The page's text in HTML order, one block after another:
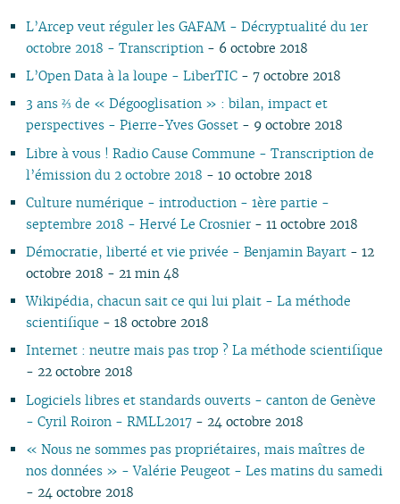
04
03
02
08
07
06
02
01
08
07
06
04
02
01
08
07
06
02
01
08
07
06
02
01
08
07
06
04
03
02
01
08
07
06
02
01
08
06
02
09
07
03
10
09
08
05
04
03
02
10
09
08
03
02
09
08
04
09
08
07
01
10
09
08
04
03
10
09
08
05
04
03
02
01
10
01
L’Arcep veut réguler les GAFAM - Décryptualité du 1er
octobre 2018 - Transcription- 6 octobre 2018
L’Open Data à la loupe - LiberTIC- 7 octobre 2018
3 ans ⅔ de « Dégooglisation » : bilan, impact et
perspectives - Pierre-Yves Gosset- 9 octobre 2018
Libre à vous ! Radio Cause Commune - Transcription de
l’émission du 2 octobre 2018 - 10 octobre 2018
Culture numérique - introduction - 1ère partie -
septembre 2018 - Hervé Le Crosnier- 11 octobre 2018
Démocratie, liberté et vie privée - Benjamin Bayart- 12
octobre 2018 - 21 min 48
Wikipédia, chacun sait ce qui lui plait - La méthode
scientifique - 18 octobre 2018
Internet : neutre mais pas trop ? La méthode scientifique
- 22 octobre 2018
Logiciels libres et standards ouverts - canton de Genève
- Cyril Roiron - RMLL2017- 24 octobre 2018
« Nous ne sommes pas propriétaires, mais maîtres de
nos données » - Valérie Peugeot - Les matins du samedi
- 24 octobre 2018